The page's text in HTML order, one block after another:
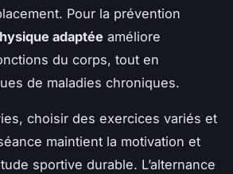
Pour la prévention
adaptée améliore
du corps, tout en
de maladies chroniques.
choisir des exercices variés et
maintient la motivation et
sportive durable. L’alternance